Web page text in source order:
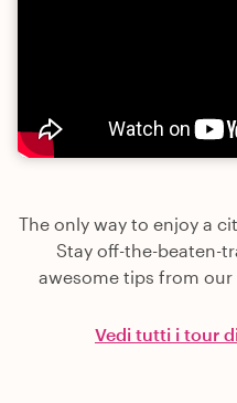
The only way to enjoy a
Stay off-the-beaten-
awesome tips from
Vedi tutti i tour